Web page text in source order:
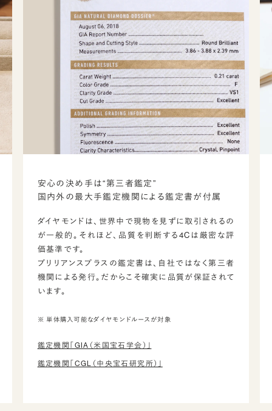
安心の決め手は“第三者鑑定”
国内外の最大手鑑定機関による鑑定書が付属
ダイヤモンドは、世界中で現物を見ずに取引されるの
が一般的。それほど、品質を判断する4Cは厳密な評
価基準です。
ブリリアンスプラスの鑑定書は、自社ではなく第三者
機関による発行。だからこそ確実に品質が保証されて
います。
※ 単体購入可能なダイヤモンドルースが対象
鑑定機関「GIA（米国宝石学会）」
鑑定機関「CGL（中央宝石研究所）」